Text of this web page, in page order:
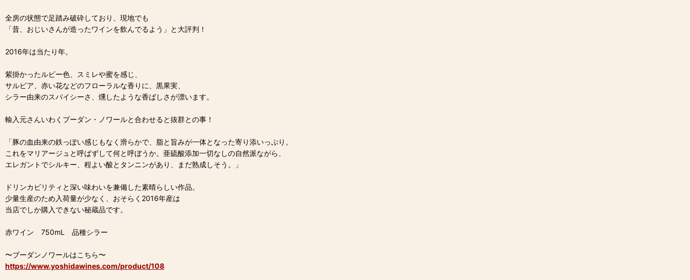
全房の状態で足踏み破砕しており、現地でも
「昔、おじいさんが造ったワインを飲んでるよう」と大評判！
2016年は当たり年。
紫掛かったルビー色、スミレや蜜を感じ、
サルビア、赤い花などのフローラルな香りに、黒果実、
シラー由来のスパイシーさ、燻したような香ばしさが漂います。
輸入元さんいわくブーダン・ノワールと合わせると抜群との事！
「豚の血由来の鉄っぽい感じもなく滑らかで、脂と旨みが一体となった寄り添いっぷり。
これをマリアージュと呼ばずして何と呼ぼうか。亜硫酸添加一切なしの自然派ながら、
エレガントでシルキー、程よい酸とタンニンがあり、まだ熟成しそう。」
ドリンカビリティと深い味わいを兼備した素晴らしい作品。
少量生産のため入荷量が少なく、おそらく2016年産は
当店でしか購入できない秘蔵品です。
赤ワイン 750mL 品種シラー
〜ブーダンノワールはこちら〜
https://www.yoshidawines.com/product/108